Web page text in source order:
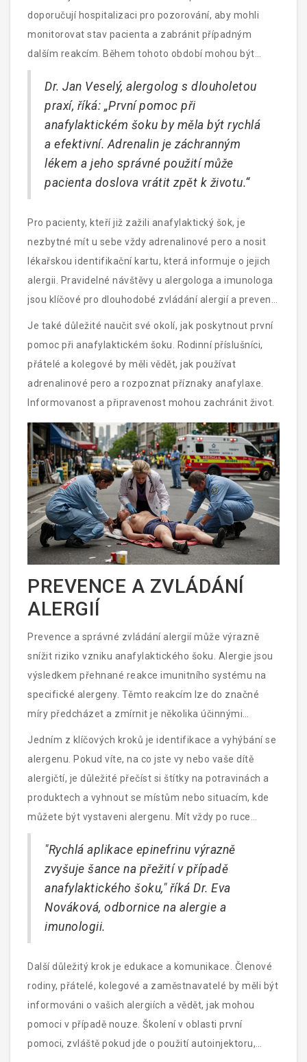
doporučují hospitalizaci pro pozorování, aby mohli
monitorovat stav pacienta a zabránit případným
dalším reakcím. Během tohoto období mohou být
podány další léky jako antihistaminika nebo
kortikosteroidy, které pomáhají snižovat zánět a
zabránit dalším reakcím.
Dr. Jan Veselý, alergolog s dlouholetou
praxí, říká: „První pomoc při
anafylaktickém šoku by měla být rychlá
a efektivní. Adrenalin je záchranným
lékem a jeho správné použití může
pacienta doslova vrátit zpět k životu.“
Pro pacienty, kteří již zažili anafylaktický šok, je
nezbytné mít u sebe vždy adrenalinové pero a nosit
lékařskou identifikační kartu, která informuje o jejich
alergii. Pravidelné návštěvy u alergologa a imunologa
jsou klíčové pro dlouhodobé zvládání alergií a prevenci
budoucích incidentů.
Je také důležité naučit své okolí, jak poskytnout první
pomoc při anafylaktickém šoku. Rodinní příslušníci,
přátelé a kolegové by měli vědět, jak používat
adrenalinové pero a rozpoznat příznaky anafylaxe.
Informovanost a připravenost mohou zachránit život.
PREVENCE A ZVLÁDÁNÍ
ALERGIÍ
Prevence a správné zvládání alergií může výrazně
snížit riziko vzniku anafylaktického šoku. Alergie jsou
výsledkem přehnané reakce imunitního systému na
specifické alergeny. Těmto reakcím lze do značné
míry předcházet a zmírnit je několika účinnými
způsoby.
Jedním z klíčových kroků je identifikace a vyhýbání se
alergenu. Pokud víte, na co jste vy nebo vaše dítě
alergičtí, je důležité přečíst si štítky na potravinách a
produktech a vyhnout se místům nebo situacím, kde
můžete být vystaveni alergenu. Mít vždy po ruce
epinefrinový autoinjektor (například EpiPen) je
zásadní, zvláště pokud máte závažné alergie.
"Rychlá aplikace epinefrinu výrazně
zvyšuje šance na přežití v případě
anafylaktického šoku," říká Dr. Eva
Nováková, odbornice na alergie a
imunologii.
Další důležitý krok je edukace a komunikace. Členové
rodiny, přátelé, kolegové a zaměstnavatelé by měli být
informováni o vašich alergiích a vědět, jak mohou
pomoci v případě nouze. Školení v oblasti první
pomoci, zvláště pokud jde o použití autoinjektoru,